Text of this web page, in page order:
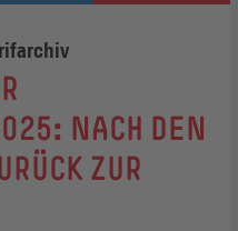
NACH DEN
ZUR